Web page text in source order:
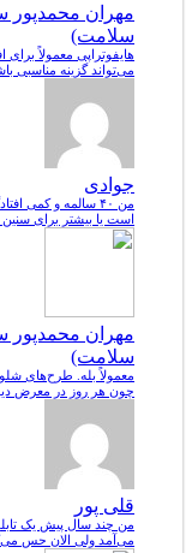
مهران
سلامت)
هایفوتراپی معمولاً
می‌تواند گزینه مناسبی
جوادی
من ۴۰ سالمه و
است یا بیشتر برای سنین
مهران
سلامت)
معمولاً بله. طرح‌های
چون هر روز در معرض
قلی پور
من چند سال پیش یک
می‌آمد ولی الان حس